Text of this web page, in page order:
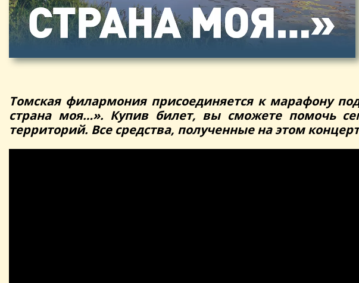
Томская филармония присоединяется к марафону
страна моя…». Купив билет, вы сможете помочь
территорий. Все средства, полученные на этом